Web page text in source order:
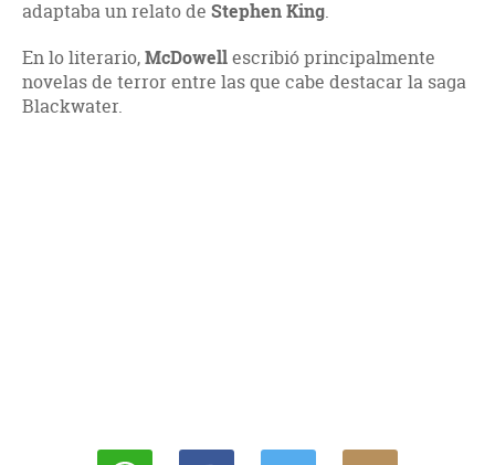
adaptaba un relato de Stephen King.
En lo literario,McDowellescribió principalmente
novelas de terror entre las que cabe destacar la saga
Blackwater.